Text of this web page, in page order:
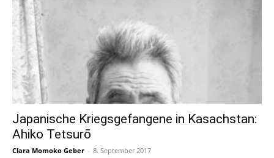
Japanische Kriegsgefangene in Kasachstan:
Ahiko Tetsurō
Clara Momoko Geber - 8. September 2017